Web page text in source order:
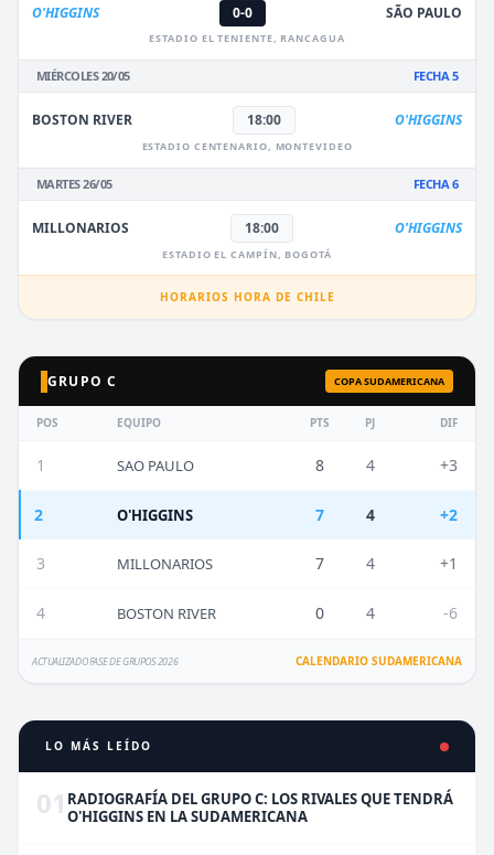
O'HIGGINS 0-0 SÃO PAULO
ESTADIO EL TENIENTE, RANCAGUA
MIÉRCOLES 20/05 FECHA 5
BOSTON RIVER 18:00 O'HIGGINS
ESTADIO CENTENARIO, MONTEVIDEO
MARTES 26/05 FECHA 6
MILLONARIOS 18:00 O'HIGGINS
ESTADIO EL CAMPÍN, BOGOTÁ
HORARIOS HORA DE CHILE
GRUPO C COPA SUDAMERICANA
POS EQUIPO PTS PJ DIF
1 SAO PAULO 8 4 +3
2 O'HIGGINS 7 4 +2
3 MILLONARIOS 7 4 +1
4 BOSTON RIVER 0 4 -6
ACTUALIZADO FASE DE GRUPOS 2026 CALENDARIO SUDAMERICANA
LO MÁS LEÍDO
01 RADIOGRAFÍA DEL GRUPO C: LOS RIVALES QUE TENDRÁ
O'HIGGINS EN LA SUDAMERICANA